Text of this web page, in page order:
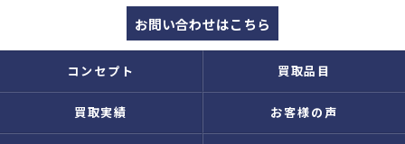
お問い合わせはこちら
コンセプト 買取品目
買取実績 お客様の声